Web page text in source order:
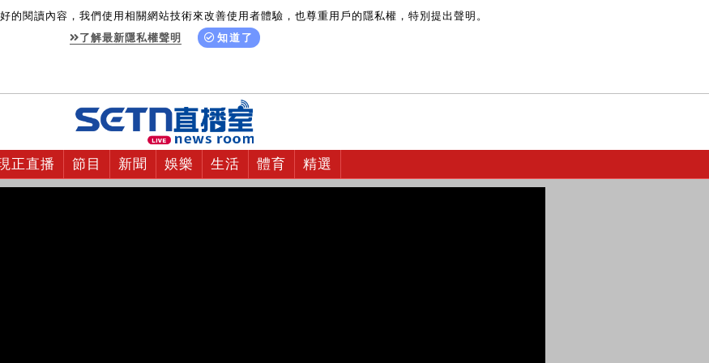
的閱讀內容，我們使用相關網站技術來改善使用者體驗，也尊重用戶的隱私權，特別提出聲明。
了解最新隱私權聲明
知道了
正直播 節目 新聞 娛樂 生活 體育 精選